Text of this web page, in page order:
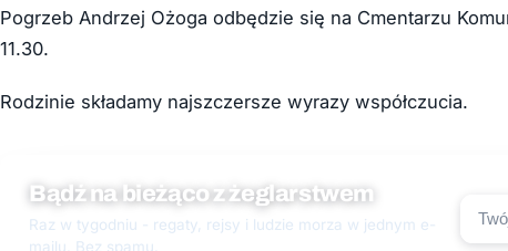
Pogrzeb Andrzej Ożoga odbędzie się na Cmentarzu
11.30.
Rodzinie składamy najszczersze wyrazy współczucia.
Bądź na bieżąco z żeglarstwem
Raz w tygodniu - regaty, rejsy i ludzie morza w jednym e-
mailu. Bez spamu.